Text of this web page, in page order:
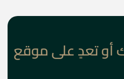
أو تعدٍ على موقع